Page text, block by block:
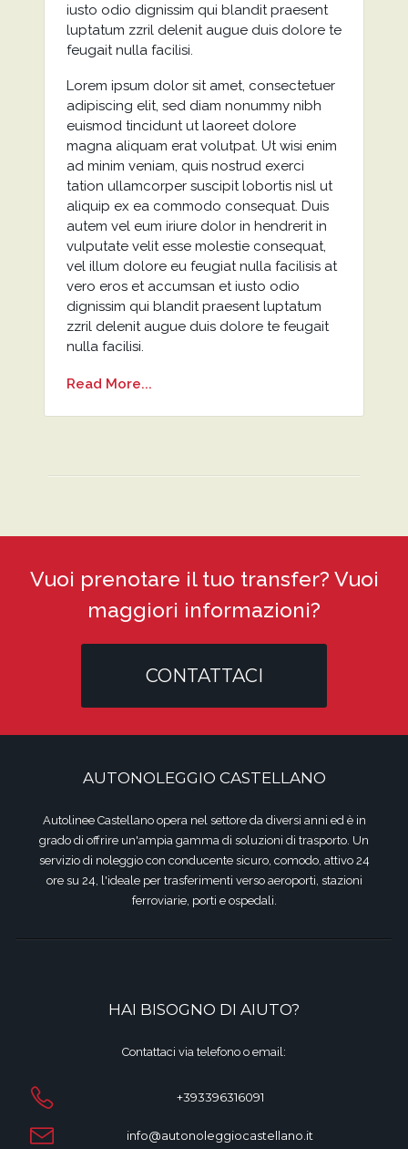
iusto odio dignissim qui blandit praesent
luptatum zzril delenit augue duis dolore te
feugait nulla facilisi.
Lorem ipsum dolor sit amet, consectetuer
adipiscing elit, sed diam nonummy nibh
euismod tincidunt ut laoreet dolore
magna aliquam erat volutpat. Ut wisi enim
ad minim veniam, quis nostrud exerci
tation ullamcorper suscipit lobortis nisl ut
aliquip ex ea commodo consequat. Duis
autem vel eum iriure dolor in hendrerit in
vulputate velit esse molestie consequat,
vel illum dolore eu feugiat nulla facilisis at
vero eros et accumsan et iusto odio
dignissim qui blandit praesent luptatum
zzril delenit augue duis dolore te feugait
nulla facilisi.
Read More...
Vuoi prenotare il tuo transfer? Vuoi
maggiori informazioni?
CONTATTACI
AUTONOLEGGIO CASTELLANO
Autolinee Castellano opera nel settore da diversi anni ed è in
grado di offrire un'ampia gamma di soluzioni di trasporto. Un
servizio di noleggio con conducente sicuro, comodo, attivo 24
ore su 24, l'ideale per trasferimenti verso aeroporti, stazioni
ferroviarie, porti e ospedali.
HAI BISOGNO DI AIUTO?
Contattaci via telefono o email:
+393396316091
info@autonoleggiocastellano.it